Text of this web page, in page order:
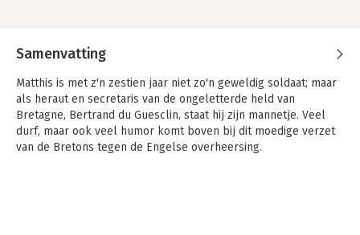
Samenvatting
Matthis is met z'n zestien jaar niet zo'n geweldig soldaat; maar
als heraut en secretaris van de ongeletterde held van
Bretagne, Bertrand du Guesclin, staat hij zijn mannetje. Veel
durf, maar ook veel humor komt boven bij dit moedige verzet
van de Bretons tegen de Engelse overheersing.